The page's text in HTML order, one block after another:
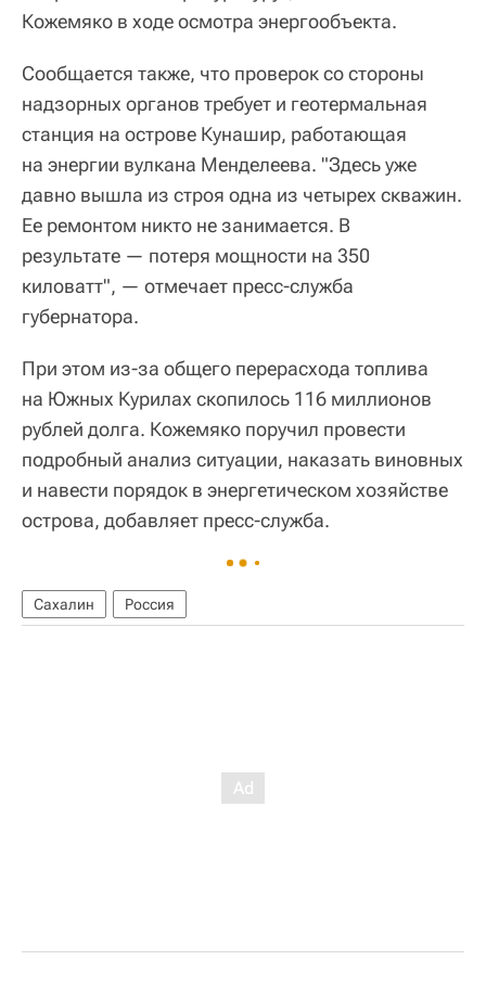
Кожемяко в ходе осмотра энергообъекта.
Сообщается также, что проверок со стороны
надзорных органов требует и геотермальная
станция на острове Кунашир, работающая
на энергии вулкана Менделеева. "Здесь уже
давно вышла из строя одна из четырех скважин.
Ее ремонтом никто не занимается. В
результате — потеря мощности на 350
киловатт", — отмечает пресс-служба
губернатора.
При этом из-за общего перерасхода топлива
на Южных Курилах скопилось 116 миллионов
рублей долга. Кожемяко поручил провести
подробный анализ ситуации, наказать виновных
и навести порядок в энергетическом хозяйстве
острова, добавляет пресс-служба.
Сахалин Россия